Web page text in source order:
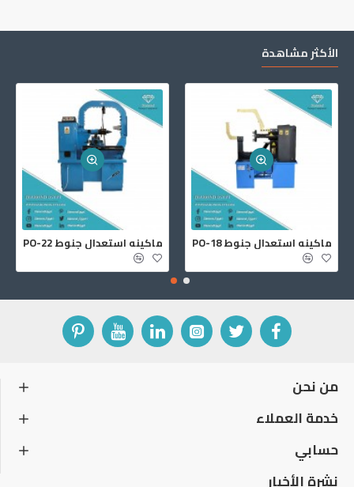
الأكثر مشاهدة
ماكينه استعدال جنوط PO-18 ماكينه استعدال جنوط PO-22
من نحن
خدمة العملاء
حسابي
نشرة الأخبار